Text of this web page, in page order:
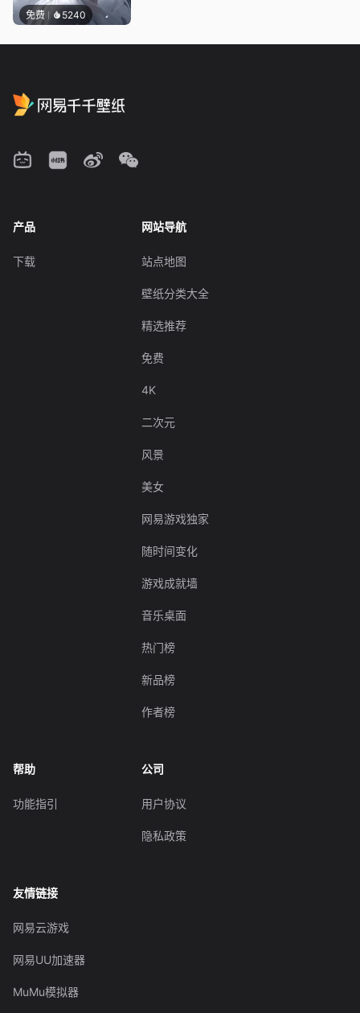
免费 5240
产品
下载
网站导航
站点地图
壁纸分类大全
精选推荐
免费
4K
二次元
风景
美女
网易游戏独家
随时间变化
游戏成就墙
音乐桌面
热门榜
新品榜
作者榜
帮助
功能指引
公司
用户协议
隐私政策
友情链接
网易云游戏
网易UU加速器
MuMu模拟器